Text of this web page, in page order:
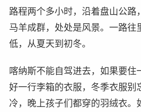
路程两个多小时，沿着盘山公路
马羊成群，处处是风景。一路往
低，从夏天到初冬。
喀纳斯不能自驾进去，如果要住
好一行李箱的衣服，冬季衣服别
冷，晚上孩子们都穿的羽绒衣。